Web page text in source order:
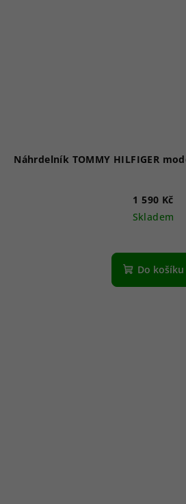
Náhrdelník TOMMY HILFIGER
1 590 Kč
Skladem
Do košíku